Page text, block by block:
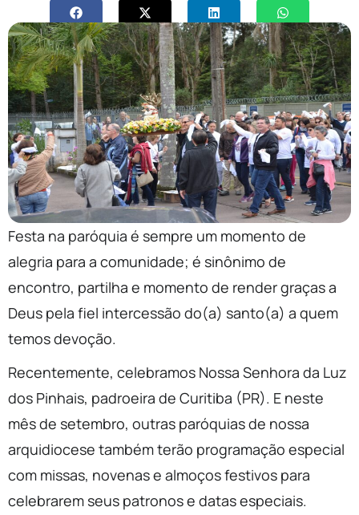
Festa na paróquia é sempre um momento de
alegria para a comunidade; é sinônimo de
encontro, partilha e momento de render graças a
Deus pela fiel intercessão do(a) santo(a) a quem
temos devoção.
Recentemente, celebramos Nossa Senhora da Luz
dos Pinhais, padroeira de Curitiba (PR). E neste
mês de setembro, outras paróquias de nossa
arquidiocese também terão programação especial
com missas, novenas e almoços festivos para
celebrarem seus patronos e datas especiais.